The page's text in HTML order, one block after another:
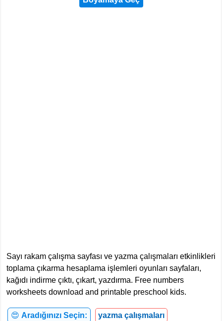
Sayı rakam çalışma sayfası ve yazma çalışmaları etkinlikleri
toplama çıkarma hesaplama işlemleri oyunları sayfaları,
kağıdı indirme çıktı, çıkart, yazdırma. Free numbers
worksheets download and printable preschool kids.
😍 Aradığınızı Seçin: yazma çalışmaları